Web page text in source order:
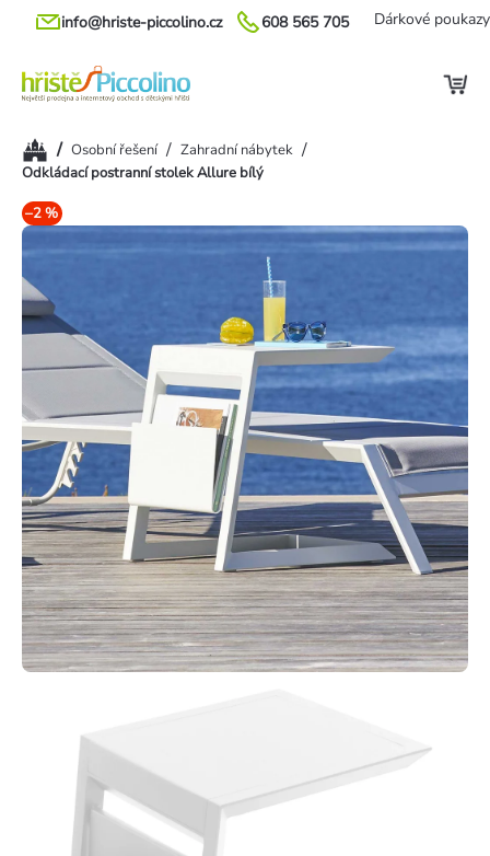
Přejít
608 565 705
info@hriste-piccolino.cz Dárkové poukazy
Domů/ Osobní řešení / Zahradní nábytek /
Odkládací postranní stolek Allure bílý
–2 %